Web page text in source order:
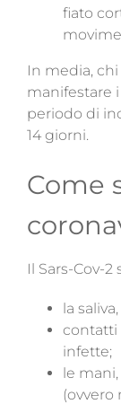
fiato
In media,
manifestare
periodo di
14 giorni.
Come
Il Sars-Cov-
la
contatti
infette;
le
(ovvero